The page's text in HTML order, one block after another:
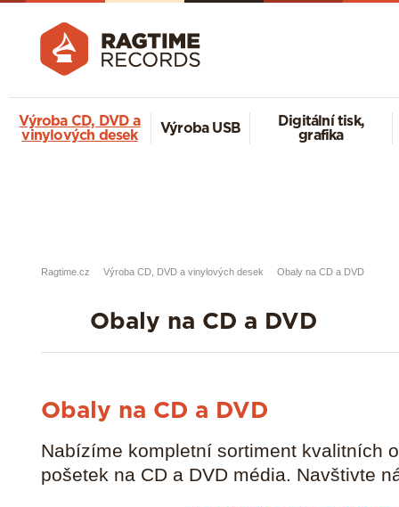
Výroba CD, DVD a
vinylových desek
Výroba USB
Digitální tisk,
grafika
Ragtime.cz Výroba CD, DVD a vinylových desek Obaly na CD a DVD
Obaly na CD a DVD
Obaly na CD a DVD
Nabízíme kompletní sortiment kvalitních
pošetek na CD a DVD média. Navštivte